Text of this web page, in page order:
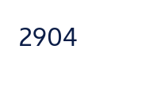
2904